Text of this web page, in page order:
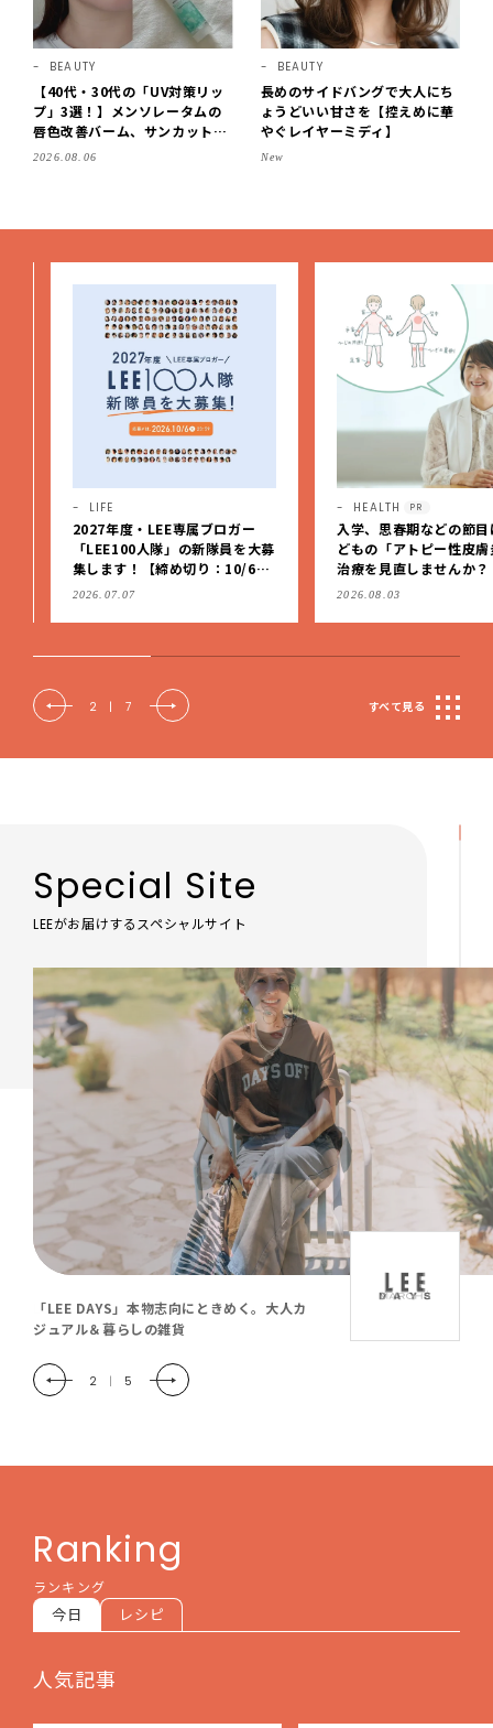
BEAUTY
【40代・30代の「UV対策リッ
プ」3選！】メンソレータムの
唇色改善バーム、サンカットな
どを「夏の紫外線対策」に愛用
2026.08.06
BEAUTY
長めのサイドバングで大人にち
ょうどいい甘さを【控えめに華
やぐレイヤーミディ】
New
LIFE
2027年度・LEE専属ブロガー
「LEE100人隊」の新隊員を大募
集します！【締め切り：10/6
（火）】
2026.07.07
HEALTH PR
入学、思春期などの節目に
どもの「アトピー性皮膚炎
治療を見直しませんか？
2026.08.03
2 | 7 すべて見る
Special Site
LEEがお届けするスペシャルサイト
「LEE DAYS」本物志向にときめく。大人カ
ジュアル＆暮らしの雑貨
2 | 5
Ranking
ランキング
今日 レシピ
人気記事